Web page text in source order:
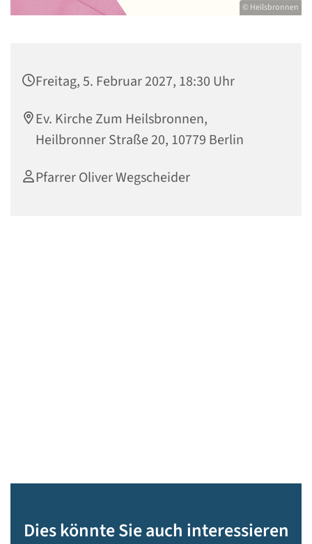
© Heilsbronnen
Freitag, 5. Februar 2027, 18:30 Uhr
Ev. Kirche Zum Heilsbronnen,
Heilbronner Straße 20, 10779 Berlin
Pfarrer Oliver Wegscheider
Dies könnte Sie auch interessieren